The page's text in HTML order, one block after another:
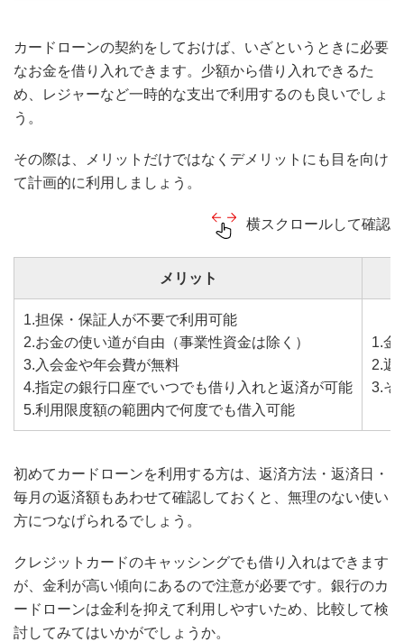
カードローンの契約をしておけば、いざというときに必要
なお金を借り入れできます。少額から借り入れできるた
め、レジャーなど一時的な支出で利用するのも良いでしょ
う。
その際は、メリットだけではなくデメリットにも目を向け
て計画的に利用しましょう。
横スクロールして確認
メリット
1.担保・保証人が不要で利用可能
2.お金の使い道が自由（事業性資金は除く）
3.入会金や年会費が無料
4.指定の銀行口座でいつでも借り入れと返済が可能
5.利用限度額の範囲内で何度でも借入可能
1.金
2.返
3.そ
初めてカードローンを利用する方は、返済方法・返済日・
毎月の返済額もあわせて確認しておくと、無理のない使い
方につなげられるでしょう。
クレジットカードのキャッシングでも借り入れはできます
が、金利が高い傾向にあるので注意が必要です。銀行のカ
ードローンは金利を抑えて利用しやすいため、比較して検
討してみてはいかがでしょうか。